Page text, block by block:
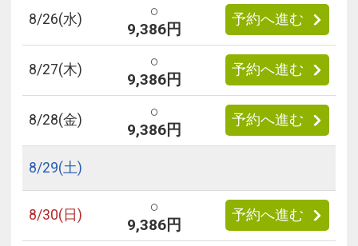
8/26(水)
○
9,386円
予約へ進む
8/27(木)
○
9,386円
予約へ進む
8/28(金)
○
9,386円
予約へ進む
8/29(土)
8/30(日)
○
9,386円
予約へ進む